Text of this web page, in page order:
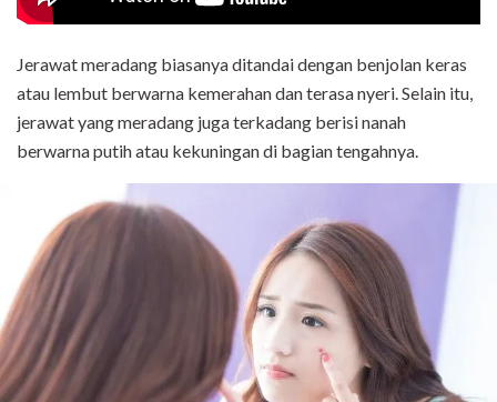
Jerawat meradang biasanya ditandai dengan benjolan keras
atau lembut berwarna kemerahan dan terasa nyeri. Selain itu,
jerawat yang meradang juga terkadang berisi nanah
berwarna putih atau kekuningan di bagian tengahnya.